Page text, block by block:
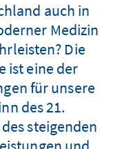
auch in
Medizin
Die
ist eine der
für unsere
des 21.
steigenden